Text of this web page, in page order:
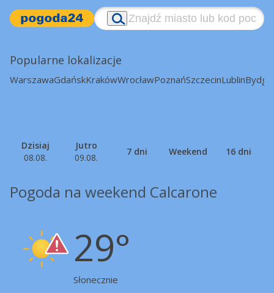
Popularne lokalizacje
WarszawaGdańskKrakówWrocławPoznańSzczecinLublin
Dzisiaj
08.08.
Jutro
09.08.
7 dni Weekend 16 dni
Pogoda na weekend Calcarone
29°
Słonecznie